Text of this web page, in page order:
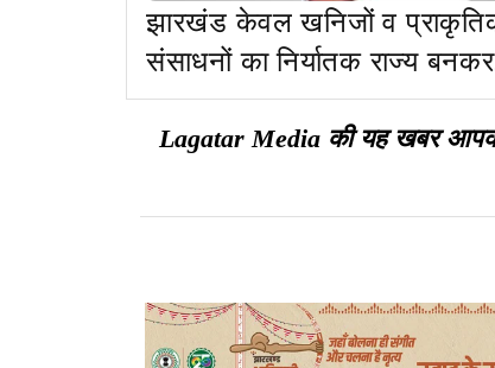
झारखंड केवल खनिजों व
संसाधनों का निर्यातक राज्य बनकर
नहीं रहना चाहता: CM
Lagatar Media की यह खबर